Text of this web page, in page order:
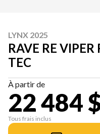
LYNX 2025
RAVE RE
TEC
À partir de
22 484
Tous frais inclus